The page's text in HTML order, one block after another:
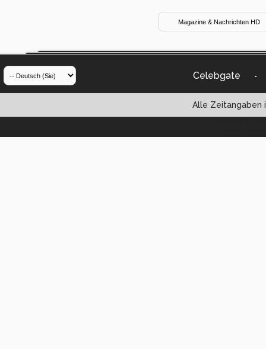
Celebgate -
Alle Zeitangaben